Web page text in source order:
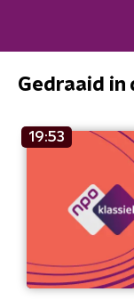
Gedraaid in
19:53